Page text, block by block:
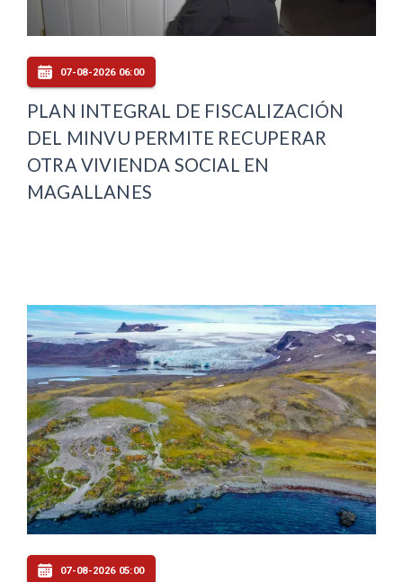
07-08-2026 06:00
PLAN INTEGRAL DE FISCALIZACIÓN
DEL MINVU PERMITE RECUPERAR
OTRA VIVIENDA SOCIAL EN
MAGALLANES
07-08-2026 05:00